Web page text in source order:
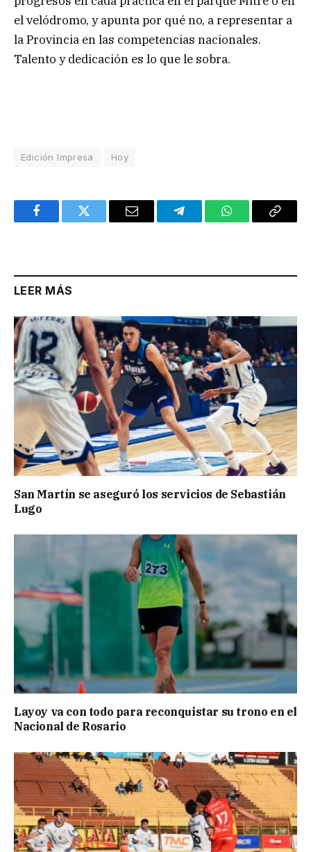
el velódromo, y apunta por qué no, a representar a
la Provincia en las competencias nacionales.
Talento y dedicación es lo que le sobra.
Edición Impresa Hoy
FacebookTwitter Email TelegramWhatsAppCopy
LEER MÁS
San Martín se aseguró los servicios de Sebastián
Lugo
Layoy va con todo para reconquistar su trono en el
Nacional de Rosario